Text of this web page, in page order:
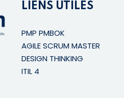
LIENS UTILES
PMP PMBOK
AGILE SCRUM MASTER
DESIGN THINKING
ITIL 4